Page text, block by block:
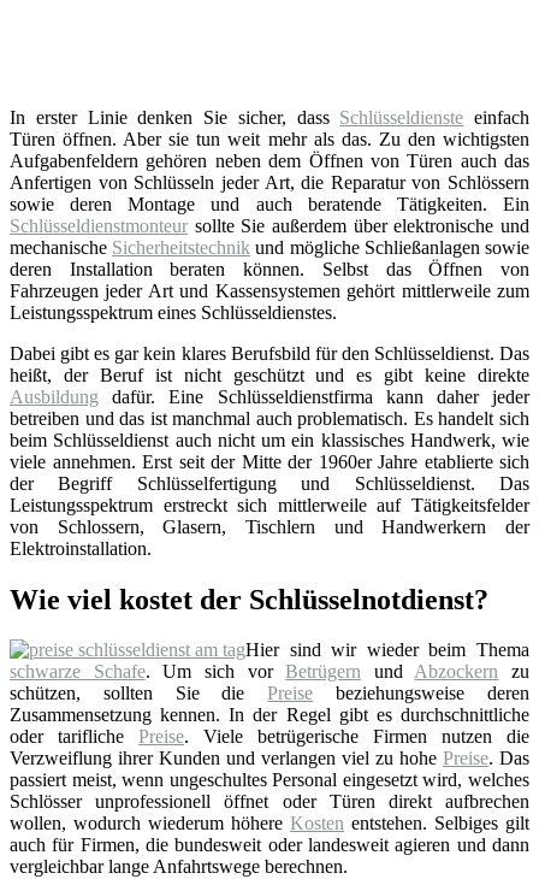
In erster Linie denken Sie sicher, dass Schlüsseldienste einfach
Türen öffnen. Aber sie tun weit mehr als das. Zu den wichtigsten
Aufgabenfeldern gehören neben dem Öffnen von Türen auch das
Anfertigen von Schlüsseln jeder Art, die Reparatur von Schlössern
sowie deren Montage und auch beratende Tätigkeiten. Ein
Schlüsseldienstmonteur sollte Sie außerdem über elektronische und
mechanische Sicherheitstechnik und mögliche Schließanlagen sowie
deren Installation beraten können. Selbst das Öffnen von
Fahrzeugen jeder Art und Kassensystemen gehört mittlerweile zum
Leistungsspektrum eines Schlüsseldienstes.
Dabei gibt es gar kein klares Berufsbild für den Schlüsseldienst. Das
heißt, der Beruf ist nicht geschützt und es gibt keine direkte
Ausbildung dafür. Eine Schlüsseldienstfirma kann daher jeder
betreiben und das ist manchmal auch problematisch. Es handelt sich
beim Schlüsseldienst auch nicht um ein klassisches Handwerk, wie
viele annehmen. Erst seit der Mitte der 1960er Jahre etablierte sich
der Begriff Schlüsselfertigung und Schlüsseldienst. Das
Leistungsspektrum erstreckt sich mittlerweile auf Tätigkeitsfelder
von Schlossern, Glasern, Tischlern und Handwerkern der
Elektroinstallation.
Wie viel kostet der Schlüsselnotdienst?
Hier sind wir wieder beim Thema
schwarze Schafe. Um sich vorBetrügern undAbzockern zu
schützen, sollten Sie diePreise beziehungsweise deren
Zusammensetzung kennen. In der Regel gibt es durchschnittliche
oder tarifliche Preise. Viele betrügerische Firmen nutzen die
Verzweiflung ihrer Kunden und verlangen viel zu hohe Preise. Das
passiert meist, wenn ungeschultes Personal eingesetzt wird, welches
Schlösser unprofessionell öffnet oder Türen direkt aufbrechen
wollen, wodurch wiederum höhere Kosten entstehen. Selbiges gilt
auch für Firmen, die bundesweit oder landesweit agieren und dann
vergleichbar lange Anfahrtswege berechnen.